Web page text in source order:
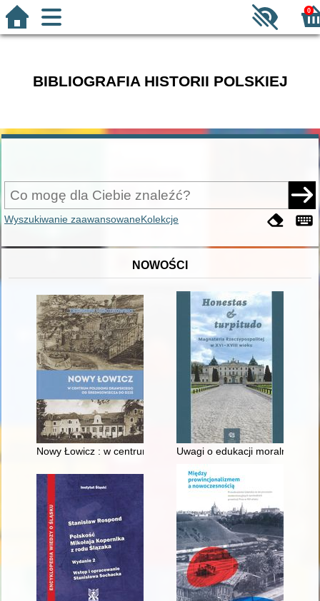
0
BIBLIOGRAFIA HISTORII POLSKIEJ
Wyszukiwanie zaawansowaneKolekcje
NOWOŚCI
Nowy Łowicz : w centrum poligonu drawskiego od
Uwagi o edukacji moralnej